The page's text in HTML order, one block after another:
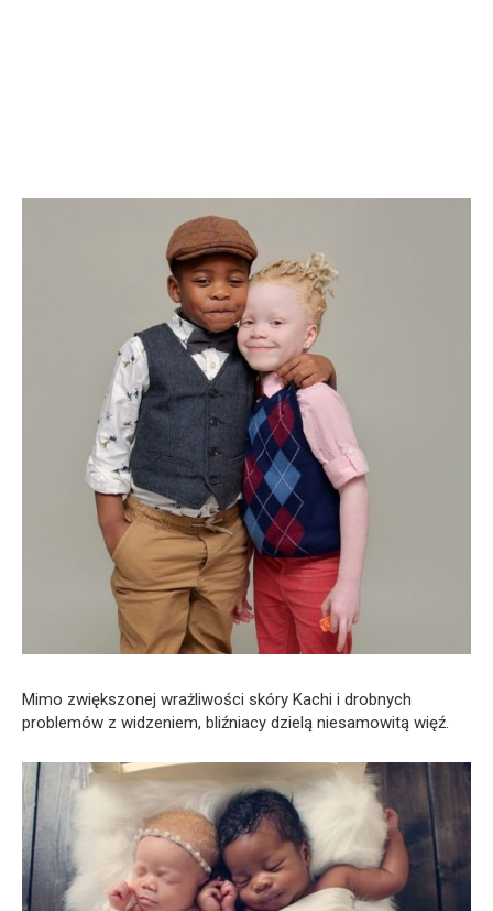
Mimo zwiększonej wrażliwości skóry Kachi i drobnych
problemów z widzeniem, bliźniacy dzielą niesamowitą więź.